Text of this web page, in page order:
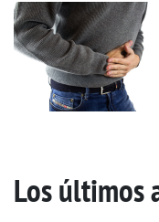
Los últimos